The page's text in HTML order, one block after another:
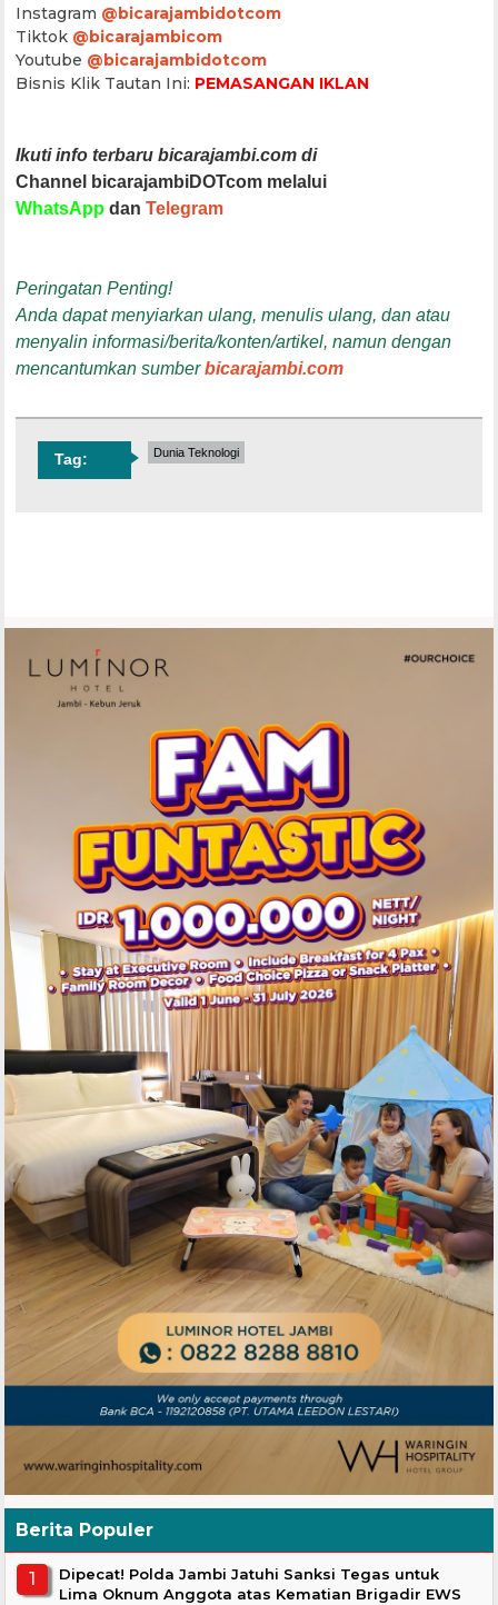
Instagram @bicarajambidotcom
Tiktok @bicarajambicom
Youtube @bicarajambidotcom
Bisnis Klik Tautan Ini: PEMASANGAN IKLAN
Ikuti info terbaru bicarajambi.com di
Channel bicarajambiDOTcom melalui
WhatsApp danTelegram
Peringatan Penting!
Anda dapat menyiarkan ulang, menulis ulang, dan atau
menyalin informasi/berita/konten/artikel, namun dengan
mencantumkan sumberbicarajambi.com
Tag: Dunia Teknologi
Berita Populer
Dipecat! Polda Jambi Jatuhi Sanksi Tegas untuk
Lima Oknum Anggota atas Kematian Brigadir EWS